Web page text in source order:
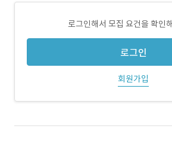
로그인해서 모집 요건을 확인
로그인
회원가입